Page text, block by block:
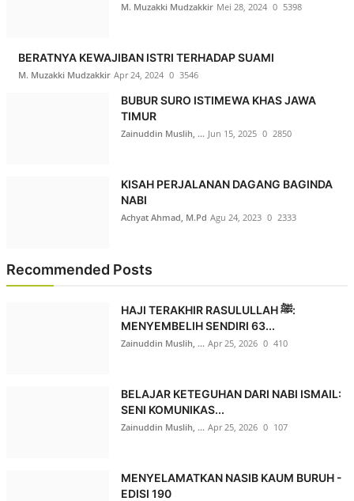
M. Muzakki Mudzakkir Mei 28, 2024 0 5398
BERATNYA KEWAJIBAN ISTRI TERHADAP SUAMI
M. Muzakki Mudzakkir Apr 24, 2024 0 3546
BUBUR SURO ISTIMEWA KHAS JAWA
TIMUR
Zainuddin Muslih, ... Jun 15, 2025 0 2850
KISAH PERJALANAN DAGANG BAGINDA
NABI
Achyat Ahmad, M.Pd Agu 24, 2023 0 2333
Recommended Posts
HAJI TERAKHIR RASULULLAH ﷺ:
MENYEMBELIH SENDIRI 63...
Zainuddin Muslih, ... Apr 25, 2026 0 410
BELAJAR KETEGUHAN DARI NABI ISMAIL:
SENI KOMUNIKAS...
Zainuddin Muslih, ... Apr 25, 2026 0 107
MENYELAMATKAN NASIB KAUM BURUH -
EDISI 190